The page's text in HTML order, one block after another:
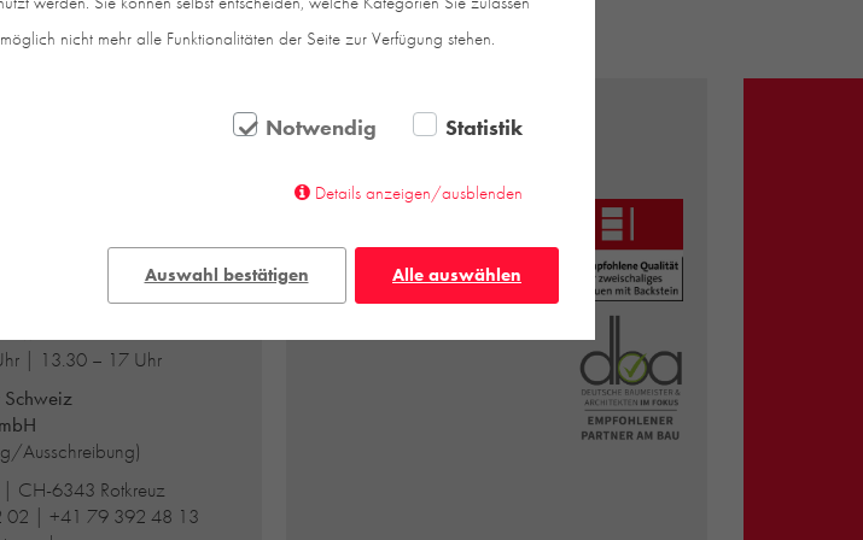
| CH-6343 Rotkreuz
| 13.30 – 17 Uhr
Schweiz
Ausschreibung)
| CH-6343 Rotkreuz
02 | +41 79 392 48 13
INFO
Downloads
Sitemap
Datenschutz
Impressum
nicht mehr alle Funktionalitäten der Seite zur Verfügung stehen.
Notwendig Statistik
Details anzeigen/ausblenden
Auswahl bestätigen Alle auswählen